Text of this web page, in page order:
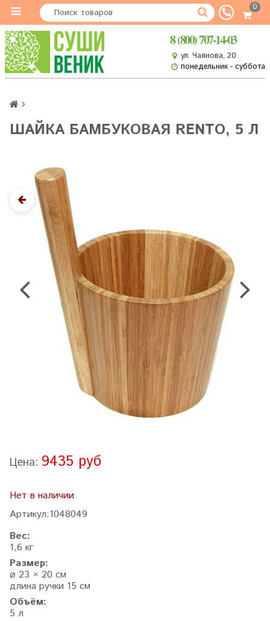
0
8 (800) 707-14-03
ул. Чаянова, 20
понедельник - суббота
ШАЙКА БАМБУКОВАЯ RENTO, 5 Л
Цена: 9435 руб
Нет в наличии
Артикул:1048049
Вес:
1,6 кг
Размер:
⌀ 23 × 20 см
длина ручки 15 см
Объём:
5 л